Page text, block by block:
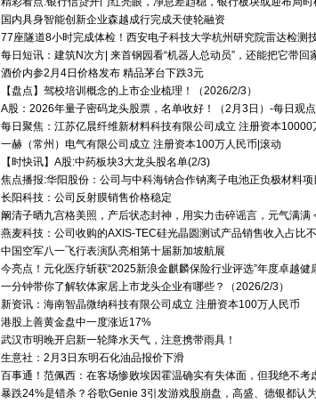
国内具身智能创新企业森越成行完成天使轮融资
77座隧道8小时完成体检！西安电子科技大学杭州研究院雷达检测
每日短讯：建筑N次方| 来首钢园看“机器人总动员”，还能把它带
酒价内参2月4日价格发布 精品茅台下跌3元
【盘点】驾校培训概念的上市企业梳理！（2026/2/3）
A股：2026年量子密码龙头股票，名单收好！（2月3日）-每日观点
每日聚焦：江苏亿晨纤维新材料科技有限公司成立 注册资本10000
一赫（常州）电气有限公司成立 注册资本100万人民币|滚动
【时快讯】A股:中药板块3大龙头股名单(2/3)
焦点播报:华阳股份：公司与中科海钠合作钠离子电池正负极材料
长阳科技：公司反射膜销售价格稳定
阚清子晒九宫格美照，产后状态封神，用实力击碎谣言，元气满满
燕麦科技：公司收购的AXIS-TEC硅光晶圆测试产品销售收入占比
中国空军八一飞行表演队亮相第十届新加坡航展
今亮点！元化医疗斩获“2025新浪金麒麟保险行业评选”年度卓越健
一分钟带你了解软体家居上市龙头企业有哪些？（2026/2/3）
新资讯：海南智晶微纳科技有限公司成立 注册资本100万人民币
港股上善黄金盘中一度涨近17%
武汉市明晚开启新一轮降水天气，注意携带雨具！
生意社：2月3日东明石化油品报价下滑
百事通！范佩西：在客场惨败埃因霍温确实有失体面，但我绝不考
暴跌24%是错杀？谷歌Genie 3引发游戏股崩盘，高盛、德银都认